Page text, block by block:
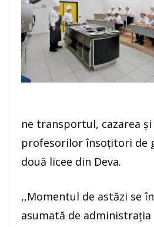
ne transportul, cazarea
profesorilor însoțitori de
două licee din Deva.
,,Momentul de astăzi se
asumată de administraţia